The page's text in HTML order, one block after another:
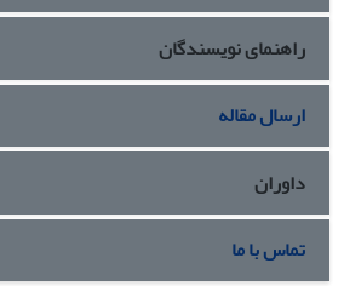
راهنمای نویسندگان
ارسال مقاله
داوران
تماس با ما